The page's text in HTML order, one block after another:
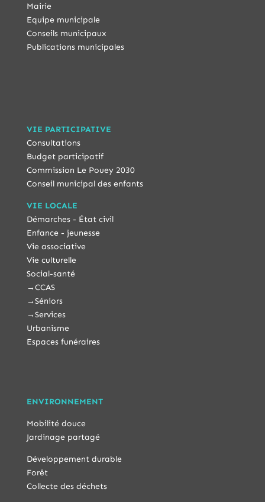
Mairie
Equipe municipale
Conseils municipaux
Publications municipales
VIE PARTICIPATIVE
Consultations
Budget participatif
Commission Le Pouey 2030
Conseil municipal des enfants
VIE LOCALE
Démarches - État civil
Enfance - jeunesse
Vie associative
Vie culturelle
Social-santé
→CCAS
→Séniors
→Services
Urbanisme
Espaces funéraires
ENVIRONNEMENT
Mobilité douce
Jardinage partagé
Développement durable
Forêt
Collecte des déchets